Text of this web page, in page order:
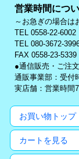
営業時間につ
～お急ぎの場合は
TEL 0558-22-6002
TEL 080-3672-
FAX 0558-23-5339
●通信販売・ご注
通販事業部：受付
実店舗：営業時間
お買い物トップ
カートを見る